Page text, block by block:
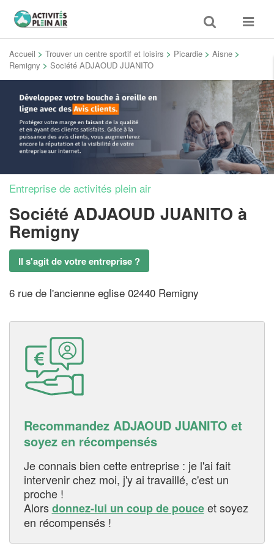
Toggle
search
Toggle
Accueil > Trouver un centre sportif et loisirs > Picardie > Aisne >
Remigny > Société ADJAOUD JUANITO
Entreprise de activités plein air
Société ADJAOUD JUANITO à
Remigny
Il s'agit de votre entreprise ?
6 rue de l'ancienne eglise 02440 Remigny
Recommandez ADJAOUD JUANITO et
soyez en récompensés
Je connais bien cette entreprise : je l'ai fait
intervenir chez moi, j'y ai travaillé, c'est un
proche !
Alorsdonnez-lui un coup de pouceet soyez
en récompensés !